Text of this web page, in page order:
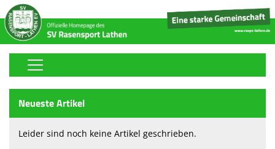
Home
Stickerfreunde-Sammelalbum
Fußball
Neueste Artikel
Leider sind noch keine Artikel geschrieben.